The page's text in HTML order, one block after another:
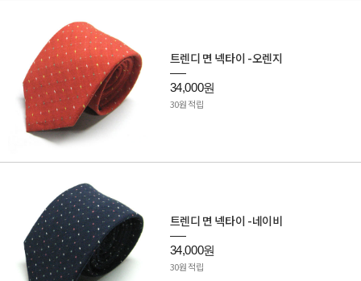
트렌디 면 넥타이 -오렌지
34,000원
30원 적립
트렌디 면 넥타이 -네이비
34,000원
30원 적립